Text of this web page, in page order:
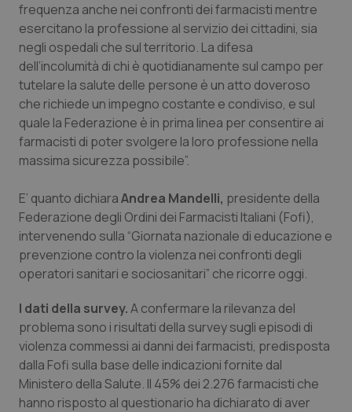
Lettere al direttore
Edizioni Regionali
QS Pro
Professionisti Sanitari.AI
Basilicata
Calabria
Campania
Emilia-Romagna
Friuli Venezia Giulia
Artrite & artrosi
Asma & BPCO
Car-T
Colesterolo & coronaropatie
Dermatite Atopica
QS Club Newsletter
frequenza anche nei confronti dei farmacisti mentre
esercitano la professione al servizio dei cittadini, sia
negli ospedali che sul territorio. La difesa
dell’incolumità di chi è quotidianamente sul campo per
tutelare la salute delle persone è un atto doveroso
che richiede un impegno costante e condiviso, e sul
quale la Federazione è in prima linea per consentire ai
farmacisti di poter svolgere la loro professione nella
massima sicurezza possibile”.
E’ quanto dichiaraAndrea Mandelli, presidente della
Federazione degli Ordini dei Farmacisti Italiani (Fofi),
intervenendo sulla “Giornata nazionale di educazione e
prevenzione contro la violenza nei confronti degli
operatori sanitari e sociosanitari” che ricorre oggi.
I dati della survey.A confermare la rilevanza del
problema sono i risultati della survey sugli episodi di
violenza commessi ai danni dei farmacisti, predisposta
dalla Fofi sulla base delle indicazioni fornite dal
Ministero della Salute. Il 45% dei 2.276 farmacisti che
hanno risposto al questionario ha dichiarato di aver